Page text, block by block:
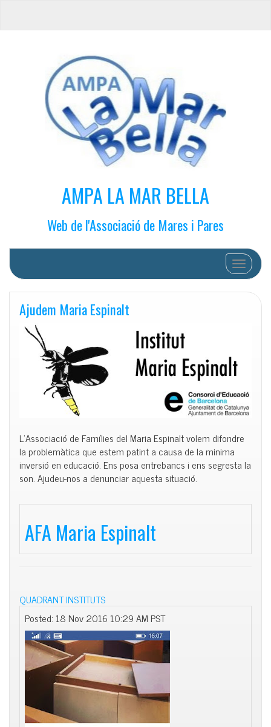
AMPA LA MAR BELLA
Web de l'Associació de Mares i Pares
Cambiar
Ajudem Maria Espinalt
L’Associació de Famílies del Maria Espinalt volem difondre
la problemàtica que estem patint a causa de la minima
inversió en educació. Ens posa entrebancs i ens segresta la
son. Ajudeu-nos a denunciar aquesta situació.
AFA Maria Espinalt
QUADRANT INSTITUTS
Posted: 18 Nov 2016 10:29 AM PST